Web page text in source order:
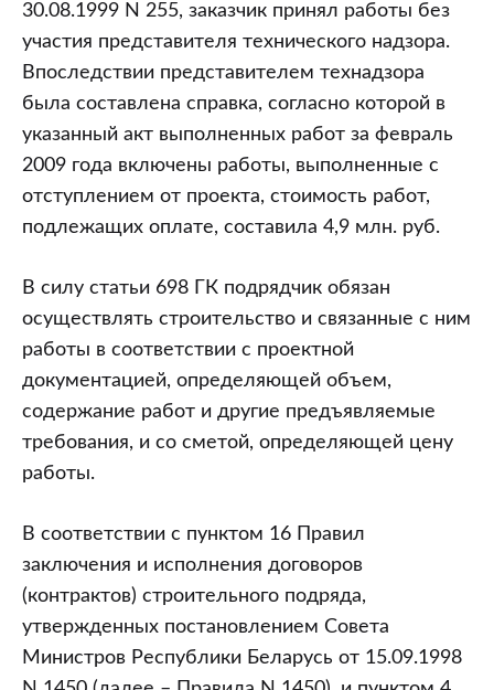
30.08.1999 N 255, заказчик принял работы без
участия представителя технического надзора.
Впоследствии представителем технадзора
была составлена справка, согласно которой в
указанный акт выполненных работ за февраль
2009 года включены работы, выполненные с
отступлением от проекта, стоимость работ,
подлежащих оплате, составила 4,9 млн. руб.
В силу статьи 698 ГК подрядчик обязан
осуществлять строительство и связанные с ним
работы в соответствии с проектной
документацией, определяющей объем,
содержание работ и другие предъявляемые
требования, и со сметой, определяющей цену
работы.
В соответствии с пунктом 16 Правил
заключения и исполнения договоров
(контрактов) строительного подряда,
утвержденных постановлением Совета
Министров Республики Беларусь от 15.09.1998